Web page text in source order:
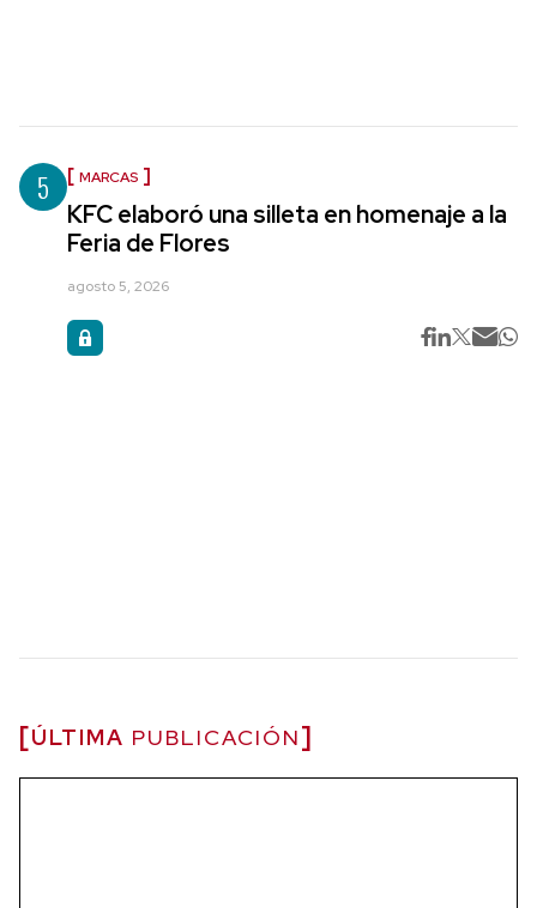
5 MARCAS
KFC elaboró una silleta en homenaje a la
Feria de Flores
agosto 5, 2026
ÚLTIMA PUBLICACIÓN